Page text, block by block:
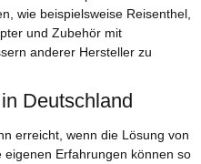
wie beispielsweise Reisenthel,
und Zubehör mit
anderer Hersteller zu
Deutschland
erreicht, wenn die Lösung von
Erfahrungen können so